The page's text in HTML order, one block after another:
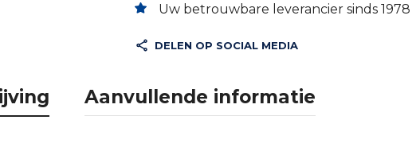
Uw betrouwbare leverancier sinds 1978
DELEN OP SOCIAL MEDIA
Aanvullende informatie